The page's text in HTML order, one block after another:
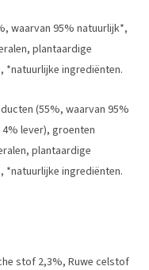
waarvan 95% natuurlijk*,
plantaardige
ingrediënten.
(55%, waarvan 95%
lever), groenten
plantaardige
ingrediënten.
stof 2,3%, Ruwe celstof